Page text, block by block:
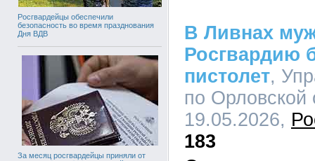
Росгвардейцы обеспечили
безопасность во время празднования
Дня ВДВ
За месяц росгвардейцы приняли от
В Ливнах
Росгвардию
пистолет,
по Орловской
19.05.2026,
183